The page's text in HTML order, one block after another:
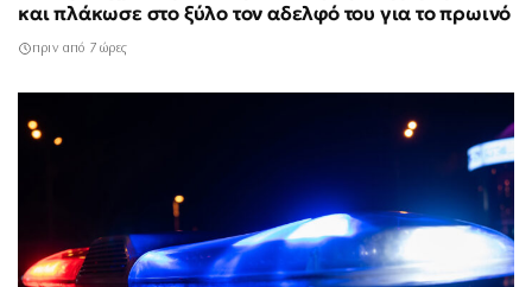
και πλάκωσε στο ξύλο τον αδελφό του για το πρωινό
πριν από 7 ώρες